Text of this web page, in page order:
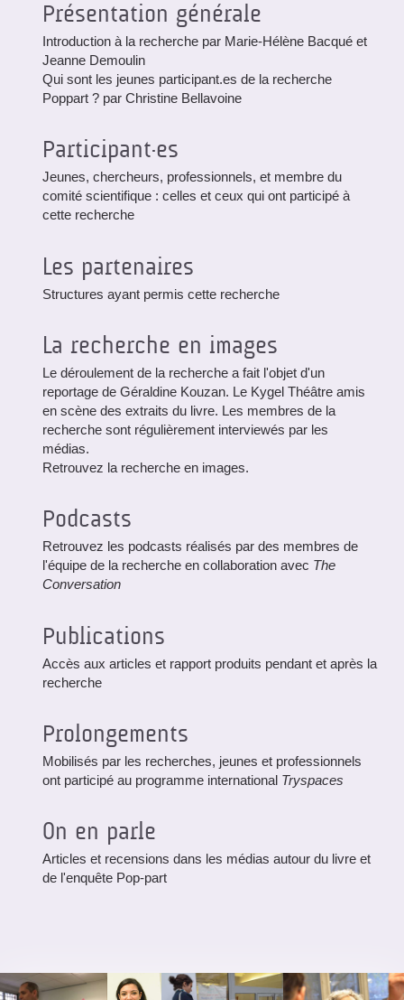
Présentation générale
Introduction à la recherche par Marie-Hélène Bacqué et
Jeanne Demoulin
Qui sont les jeunes participant.es de la recherche
Poppart ? par Christine Bellavoine
Participant·es
Jeunes, chercheurs, professionnels, et membre du
comité scientifique : celles et ceux qui ont participé à
cette recherche
Les partenaires
Structures ayant permis cette recherche
La recherche en images
Le déroulement de la recherche a fait l'objet d'un
reportage de Géraldine Kouzan. Le Kygel Théâtre amis
en scène des extraits du livre. Les membres de la
recherche sont régulièrement interviewés par les
médias.
Retrouvez la recherche en images.
Podcasts
Retrouvez les podcasts réalisés par des membres de
l'équipe de la recherche en collaboration avec The
Conversation
Publications
Accès aux articles et rapport produits pendant et après la
recherche
Prolongements
Mobilisés par les recherches, jeunes et professionnels
ont participé au programme international Tryspaces
On en parle
Articles et recensions dans les médias autour du livre et
de l'enquête Pop-part